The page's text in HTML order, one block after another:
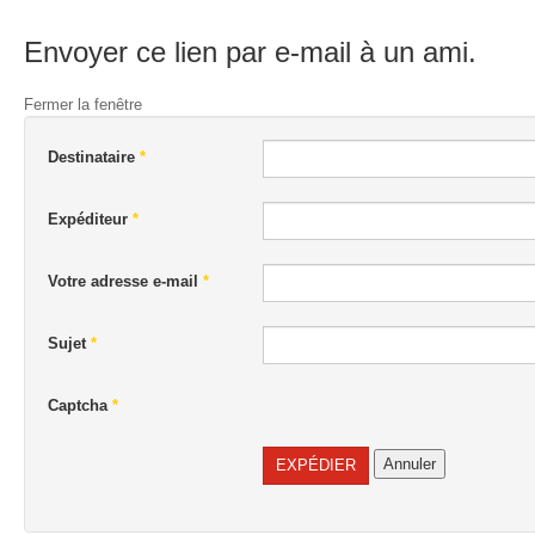
Envoyer ce lien par e-mail à un ami.
Fermer la fenêtre
Destinataire *
Expéditeur *
Votre adresse e-mail *
Sujet*
Captcha*
EXPÉDIER Annuler